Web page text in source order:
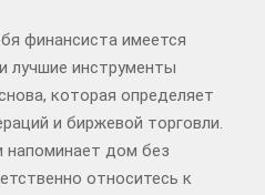
финансиста имеется
лучшие инструменты
которая определяет
и биржевой торговли.
напоминает дом без
относитесь к